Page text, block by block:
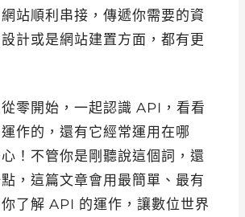
站順利串接，傳遞你需要的資
計或是網站建置方面，都有更
零開始，一起認識 API，看看
作的，還有它經常運用在哪
！不管你是剛聽說這個詞，還
，這篇文章會用最簡單、最有
了解 API 的運作，讓數位世界